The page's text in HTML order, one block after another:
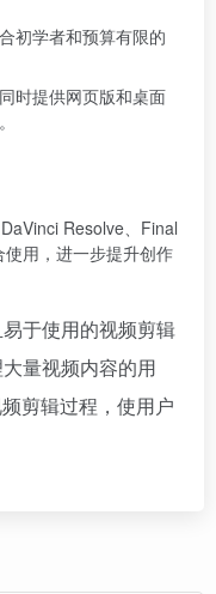
初学者和预算有限的
时提供网页版和桌面
Resolve、Final
用，进一步提升创作
于使用的视频剪辑
量视频内容的用
剪辑过程，使用户